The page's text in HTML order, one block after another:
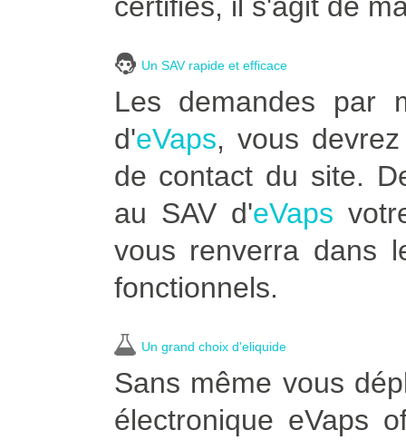
Un SAV rapide et efficace
Les demandes par
d'eVaps, vous
de contact du site.
au SAV d'eVaps
vous renverra dans
fonctionnels.
Un grand choix d'eliquide
Sans même vous
électronique eVaps